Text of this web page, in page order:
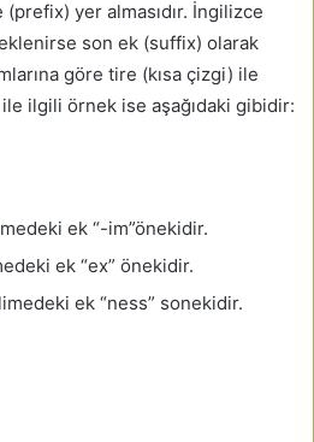
yer almasıdır. İngilizce
son ek (suffix) olarak
göre tire (kısa çizgi) ile
ilgili örnek ise aşağıdaki gibidir:
ek “-im”önekidir.
ek “ex” önekidir.
ek “ness” sonekidir.